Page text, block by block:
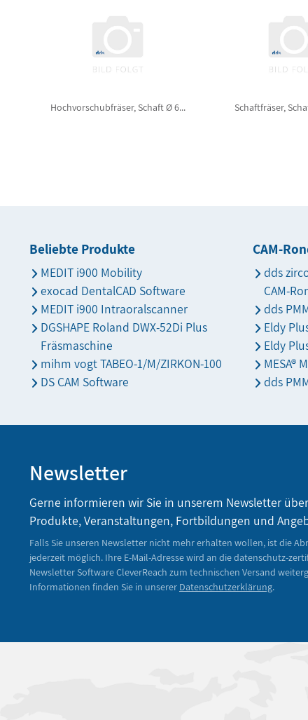
Hochvorschubfräser, Schaft Ø 6... Schaftfräser,
Beliebte Produkte
MEDIT i900 Mobility
exocad DentalCAD Software
MEDIT i900 Intraoralscanner
DGSHAPE Roland DWX-52Di Plus
Fräsmaschine
mihm vogt TABEO-1/M/ZIRKON-100
DS CAM Software
CAM-
dds
CAM-
dds
Eldy
Eldy
MESA®
dds
Newsletter
Gerne informieren wir Sie in unserem Newsletter
Produkte, Veranstaltungen, Fortbildungen und
Falls Sie unseren Newsletter nicht mehr erhalten wollen, ist die
jederzeit möglich. Ihre E-Mail-Adresse wird an die datenschutz-
Newsletter Software CleverReach zum technischen Versand
Informationen finden Sie in unserer Datenschutzerklärung.